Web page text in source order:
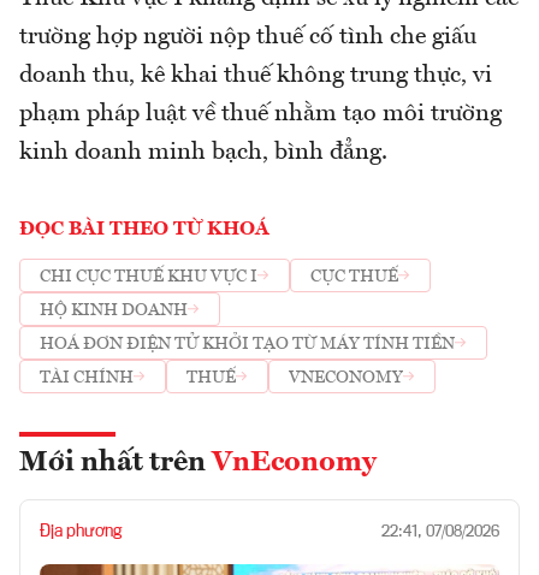
trường hợp người nộp thuế cố tình che giấu
doanh thu, kê khai thuế không trung thực, vi
phạm pháp luật về thuế nhằm tạo môi trường
kinh doanh minh bạch, bình đẳng.
ĐỌC BÀI THEO TỪ KHOÁ
CHI CỤC THUẾ KHU VỰC I
CỤC THUẾ
HỘ KINH DOANH
HOÁ ĐƠN ĐIỆN TỬ KHỞI TẠO TỪ MÁY TÍNH TIỀN
TÀI CHÍNH
THUẾ VNECONOMY
Mới nhất trên VnEconomy
Địa phương 22:41, 07/08/2026